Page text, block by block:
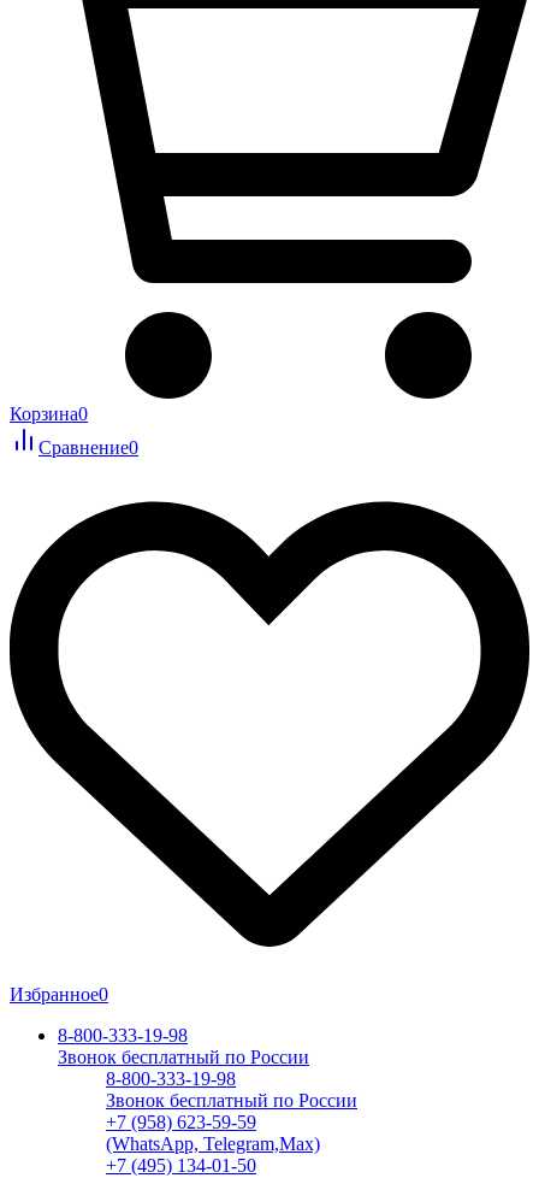
Корзина0
Сравнение0
Избранное0
8-800-333-19-98
Звонок бесплатный по России
8-800-333-19-98
Звонок бесплатный по России
+7 (958) 623-59-59
(WhatsApp, Telegram,Max)
+7 (495) 134-01-50